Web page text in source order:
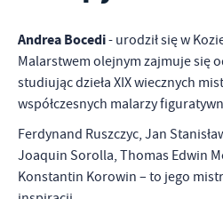
Andrea Bocedi- urodził się w
Malarstwem olejnym zajmuje się
studiując dzieła XIX wiecznych
współczesnych malarzy
Ferdynand Ruszczyc, Jan
Joaquin Sorolla, Thomas Edwin
Konstantin Korowin – to jego
treści.
Dzięki tym plikom cookies możemy
korzystania z funkcjonalności naszej
jej do Twoich indywidualnych
funkcjonalne i personalizacyjne pliki
dostępność większej ilości funkcji na
Więcej
Analityczne pliki cookies pomagają
dostosowywać do Twoich potrzeb.
Cookies analityczne pozwalają na